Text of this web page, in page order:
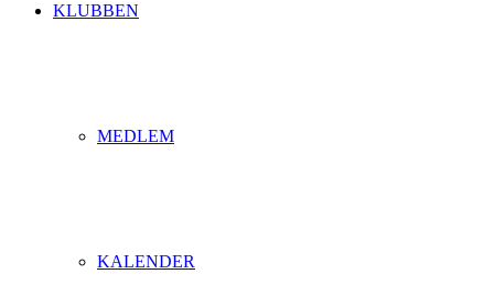
KLUBBEN
MEDLEM
KALENDER